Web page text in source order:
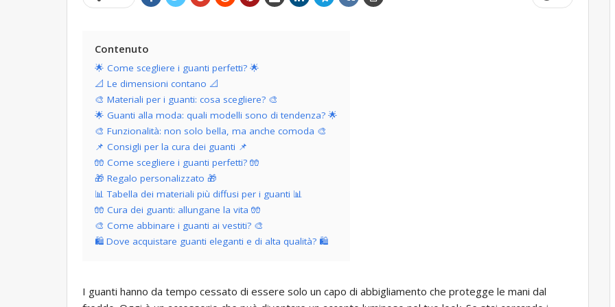
Contenuto
🌟 Come scegliere i guanti perfetti? 🌟
📐 Le dimensioni contano 📐
🎨 Materiali per i guanti: cosa scegliere? 🎨
🌟 Guanti alla moda: quali modelli sono di tendenza? 🌟
🎨 Funzionalità: non solo bella, ma anche comoda 🎨
📌 Consigli per la cura dei guanti 📌
🧤 Come scegliere i guanti perfetti? 🧤
🎁 Regalo personalizzato 🎁
📊 Tabella dei materiali più diffusi per i guanti 📊
🧤 Cura dei guanti: allungane la vita 🧤
🎨 Come abbinare i guanti ai vestiti? 🎨
🛍️ Dove acquistare guanti eleganti e di alta qualità? 🛍️
I guanti hanno da tempo cessato di essere solo un capo di abbigliamento che protegge le mani dal